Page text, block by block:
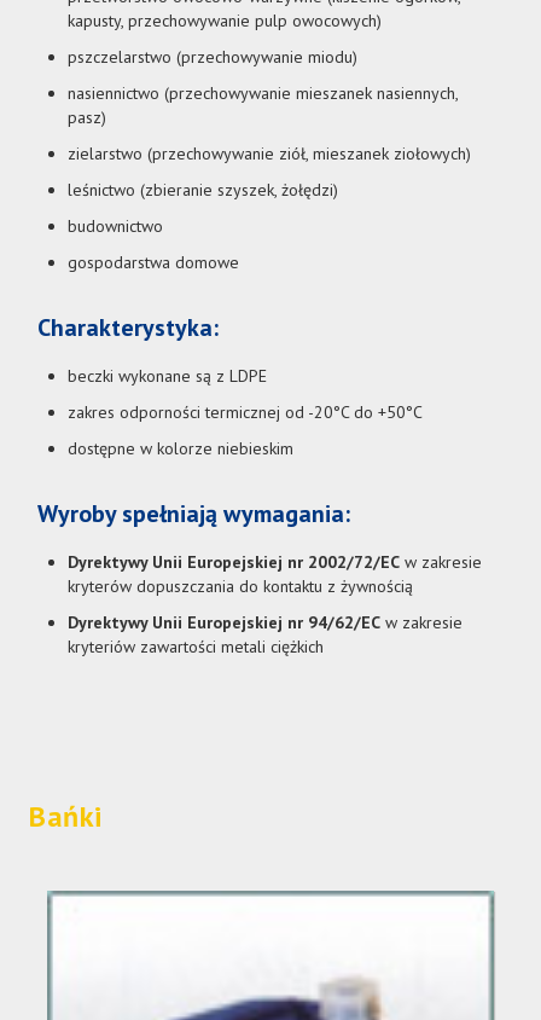
kapusty, przechowywanie pulp owocowych)
pszczelarstwo (przechowywanie miodu)
nasiennictwo (przechowywanie mieszanek nasiennych,
pasz)
zielarstwo (przechowywanie ziół, mieszanek ziołowych)
leśnictwo (zbieranie szyszek, żołędzi)
budownictwo
gospodarstwa domowe
Charakterystyka:
beczki wykonane są z LDPE
zakres odporności termicznej od -20°C do +50°C
dostępne w kolorze niebieskim
Wyroby spełniają wymagania:
Dyrektywy Unii Europejskiej nr 2002/72/EC w zakresie
kryterów dopuszczania do kontaktu z żywnością
Dyrektywy Unii Europejskiej nr 94/62/EC w zakresie
kryteriów zawartości metali ciężkich
Bańki